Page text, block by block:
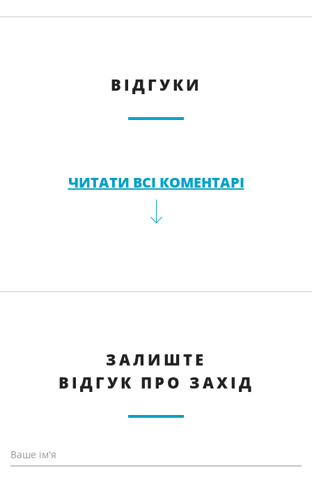
ВІДГУКИ
ЧИТАТИ ВСІ КОМЕНТАРІ
ЗАЛИШТЕ
ВІДГУК ПРО ЗАХІД